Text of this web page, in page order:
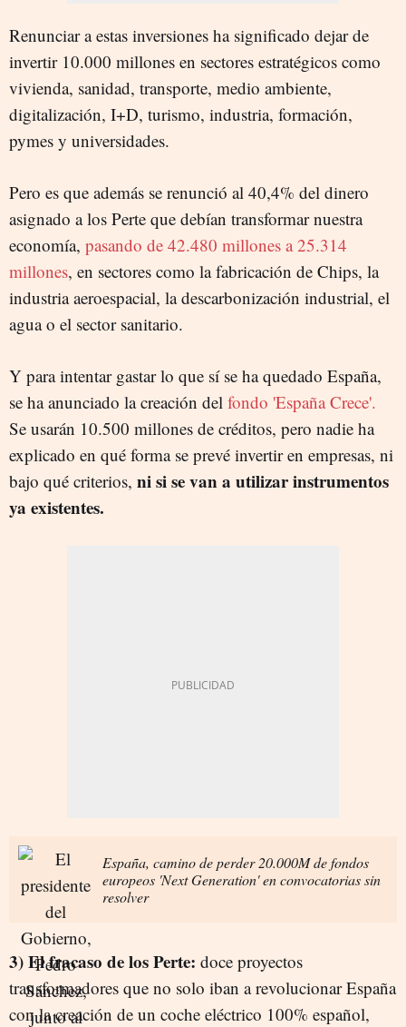
Renunciar a estas inversiones ha significado dejar de
invertir 10.000 millones en sectores estratégicos como
vivienda, sanidad, transporte, medio ambiente,
digitalización, I+D, turismo, industria, formación,
pymes y universidades.
Pero es que además se renunció al 40,4% del dinero
asignado a los Perte que debían transformar nuestra
economía, pasando de 42.480 millones a 25.314
millones, en sectores como la fabricación de Chips, la
industria aeroespacial, la descarbonización industrial, el
agua o el sector sanitario.
Y para intentar gastar lo que sí se ha quedado España,
se ha anunciado la creación del fondo 'España Crece'.
Se usarán 10.500 millones de créditos, pero nadie ha
explicado en qué forma se prevé invertir en empresas, ni
bajo qué criterios, ni si se van a utilizar instrumentos
ya existentes.
España, camino de perder 20.000M de fondos
europeos 'Next Generation' en convocatorias sin
resolver
3) El fracaso de los Perte: doce proyectos
transformadores que no solo iban a revolucionar España
con la creación de un coche eléctrico 100% español,